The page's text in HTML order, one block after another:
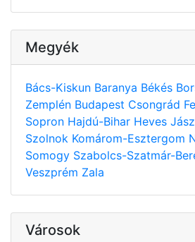
Megyék
Bács-Kiskun Baranya Békés
Zemplén Budapest Csongrád
Sopron Hajdú-Bihar Heves
Szolnok Komárom-Esztergom
Somogy Szabolcs-Szatmár-
Veszprém Zala
Városok